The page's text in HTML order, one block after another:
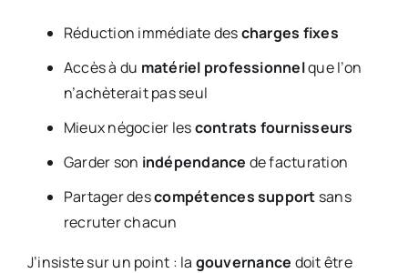
Réduction immédiate descharges fixes
Accès à du matériel professionnelque l’on
n’achèterait pas seul
Mieux négocier lescontrats fournisseurs
Garder son indépendance de facturation
Partager descompétences support sans
recruter chacun
J’insiste sur un point : la gouvernance doit être